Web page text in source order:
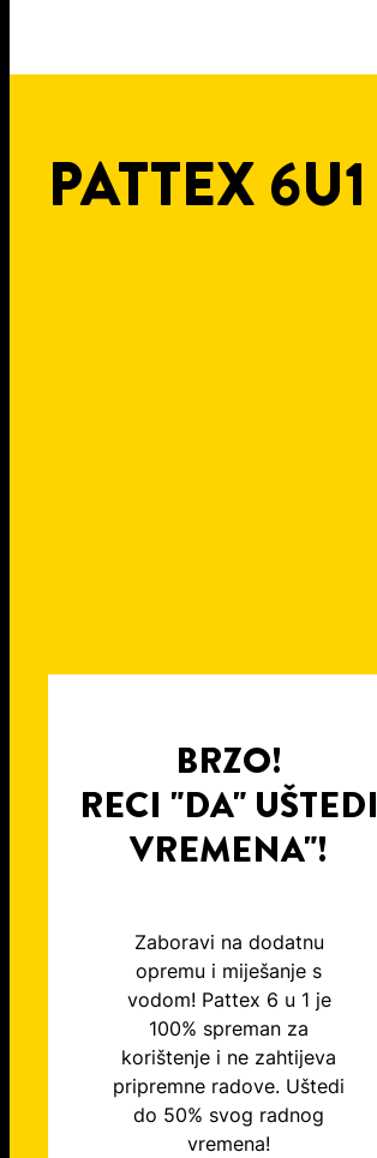
PATTEX 6U1
BRZO!
RECI "DA" UŠTEDI
VREMENA"!
Zaboravi na dodatnu
opremu i miješanje s
vodom! Pattex 6 u 1 je
100% spreman za
korištenje i ne zahtijeva
pripremne radove. Uštedi
do 50% svog radnog
vremena!